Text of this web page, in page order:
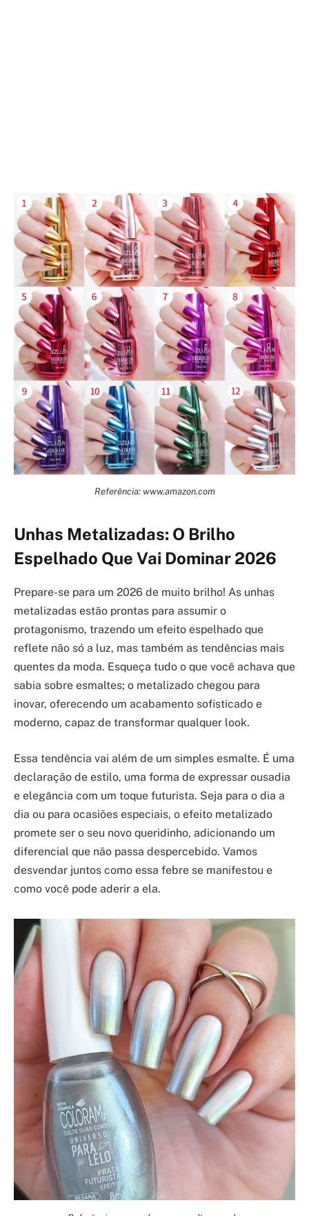
Referência: www.amazon.com
Unhas Metalizadas: O Brilho
Espelhado Que Vai Dominar 2026
Prepare-se para um 2026 de muito brilho! As unhas
metalizadas estão prontas para assumir o
protagonismo, trazendo um efeito espelhado que
reflete não só a luz, mas também as tendências mais
quentes da moda. Esqueça tudo o que você achava que
sabia sobre esmaltes; o metalizado chegou para
inovar, oferecendo um acabamento sofisticado e
moderno, capaz de transformar qualquer look.
Essa tendência vai além de um simples esmalte. É uma
declaração de estilo, uma forma de expressar ousadia
e elegância com um toque futurista. Seja para o dia a
dia ou para ocasiões especiais, o efeito metalizado
promete ser o seu novo queridinho, adicionando um
diferencial que não passa despercebido. Vamos
desvendar juntos como essa febre se manifestou e
como você pode aderir a ela.